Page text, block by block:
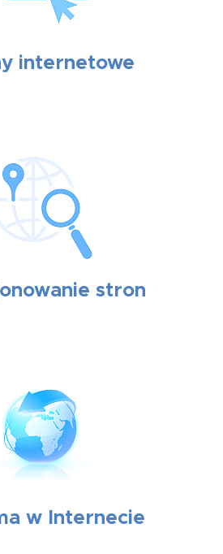
internetowe
stron
w Internecie